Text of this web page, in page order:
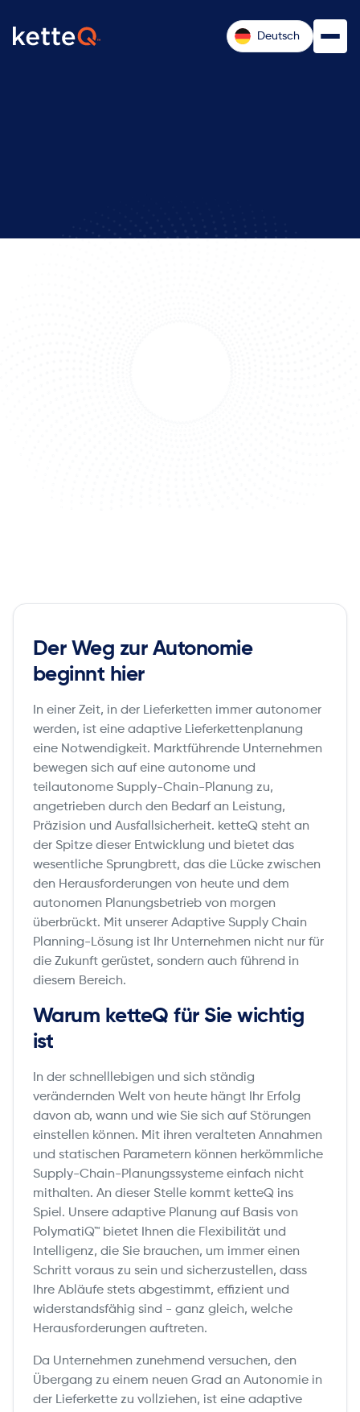
Deutsch
Der Weg zur Autonomie
beginnt hier
In einer Zeit, in der Lieferketten immer autonomer
werden, ist eine adaptive Lieferkettenplanung
eine Notwendigkeit. Marktführende Unternehmen
bewegen sich auf eine autonome und
teilautonome Supply-Chain-Planung zu,
angetrieben durch den Bedarf an Leistung,
Präzision und Ausfallsicherheit. ketteQ steht an
der Spitze dieser Entwicklung und bietet das
wesentliche Sprungbrett, das die Lücke zwischen
den Herausforderungen von heute und dem
autonomen Planungsbetrieb von morgen
überbrückt. Mit unserer Adaptive Supply Chain
Planning-Lösung ist Ihr Unternehmen nicht nur für
die Zukunft gerüstet, sondern auch führend in
diesem Bereich.
Warum ketteQ für Sie wichtig
ist
In der schnelllebigen und sich ständig
verändernden Welt von heute hängt Ihr Erfolg
davon ab, wann und wie Sie sich auf Störungen
einstellen können. Mit ihren veralteten Annahmen
und statischen Parametern können herkömmliche
Supply-Chain-Planungssysteme einfach nicht
mithalten. An dieser Stelle kommt ketteQ ins
Spiel. Unsere adaptive Planung auf Basis von
PolymatiQ™ bietet Ihnen die Flexibilität und
Intelligenz, die Sie brauchen, um immer einen
Schritt voraus zu sein und sicherzustellen, dass
Ihre Abläufe stets abgestimmt, effizient und
widerstandsfähig sind - ganz gleich, welche
Herausforderungen auftreten.
Da Unternehmen zunehmend versuchen, den
Übergang zu einem neuen Grad an Autonomie in
der Lieferkette zu vollziehen, ist eine adaptive